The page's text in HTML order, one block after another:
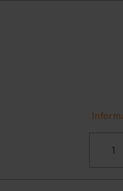
bestehen.